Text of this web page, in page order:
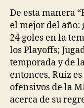
De esta manera
el mejor del año:
24 goles en la
los Playoffs;
temporada y de
entonces, Ruiz
ofensivos de la
acerca de su